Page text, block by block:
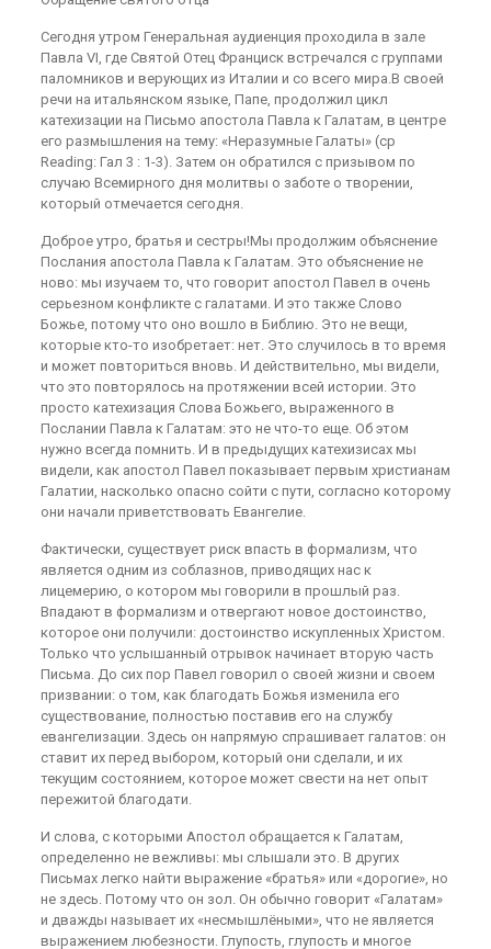
Сегодня утром Генеральная аудиенция проходила в зале
Павла VI, где Святой Отец Франциск встречался с группами
паломников и верующих из Италии и со всего мира.В своей
речи на итальянском языке, Папе, продолжил цикл
катехизации на Письмо апостола Павла к Галатам, в центре
его размышления на тему: «Неразумные Галаты» (ср
Reading: Гал 3 : 1-3). Затем он обратился с призывом по
случаю Всемирного дня молитвы о заботе о творении,
который отмечается сегодня.
Доброе утро, братья и сестры!Мы продолжим объяснение
Послания апостола Павла к Галатам. Это объяснение не
ново: мы изучаем то, что говорит апостол Павел в очень
серьезном конфликте с галатами. И это также Слово
Божье, потому что оно вошло в Библию. Это не вещи,
которые кто-то изобретает: нет. Это случилось в то время
и может повториться вновь. И действительно, мы видели,
что это повторялось на протяжении всей истории. Это
просто катехизация Слова Божьего, выраженного в
Послании Павла к Галатам: это не что-то еще. Об этом
нужно всегда помнить. И в предыдущих катехизисах мы
видели, как апостол Павел показывает первым христианам
Галатии, насколько опасно сойти с пути, согласно которому
они начали приветствовать Евангелие.
Фактически, существует риск впасть в формализм, что
является одним из соблазнов, приводящих нас к
лицемерию, о котором мы говорили в прошлый раз.
Впадают в формализм и отвергают новое достоинство,
которое они получили: достоинство искупленных Христом.
Только что услышанный отрывок начинает вторую часть
Письма. До сих пор Павел говорил о своей жизни и своем
призвании: о том, как благодать Божья изменила его
существование, полностью поставив его на службу
евангелизации. Здесь он напрямую спрашивает галатов: он
ставит их перед выбором, который они сделали, и их
текущим состоянием, которое может свести на нет опыт
пережитой благодати.
И слова, с которыми Апостол обращается к Галатам,
определенно не вежливы: мы слышали это. В других
Письмах легко найти выражение «братья» или «дорогие», но
не здесь. Потому что он зол. Он обычно говорит «Галатам»
и дважды называет их «несмышлёными», что не является
выражением любезности. Глупость, глупость и многое